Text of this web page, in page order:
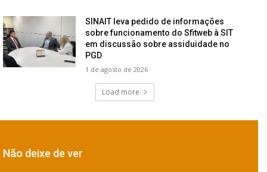
SINAIT leva pedido de informações
sobre funcionamento do Sfitweb à SIT
em discussão sobre assiduidade no
PGD
1 de agosto de 2026
Load more
Não deixe de ver